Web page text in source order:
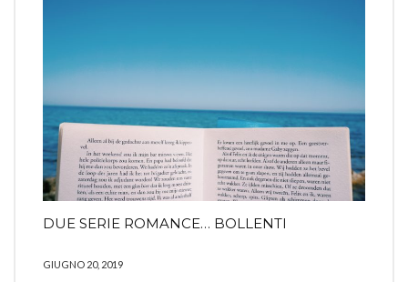
DUE SERIE ROMANCE… BOLLENTI
GIUGNO 20, 2019